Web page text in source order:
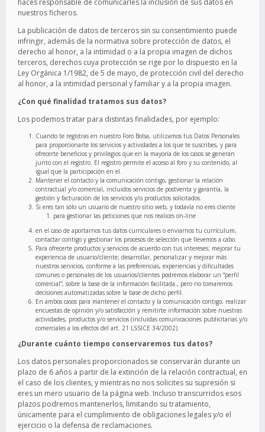
haces responsable de comunicarles la inclusión de sus datos en
nuestros ficheros.
La publicación de datos de terceros sin su consentimiento puede
infringir, además de la normativa sobre protección de datos, el
derecho al honor, a la intimidad o a la propia imagen de dichos
terceros, derechos cuya protección se rige por lo dispuesto en la
Ley Orgánica 1/1982, de 5 de mayo, de protección civil del derecho
al honor, a la intimidad personal y familiar y a la propia imagen.
¿Con qué finalidad tratamos sus datos?
Los podemos tratar para distintas finalidades, por ejemplo:
Cuando te registras en nuestro Foro Bolsa, utilizamos tus Datos Personales
para proporcionarte los servicios y actividades a los que te suscribes, y para
ofrecerte beneficios y privilegios que en la mayoría de los casos se generan
junto con el registro. El registro permite el acceso al foro y su contenido, al
igual que la participación en el.
Mantener el contacto y la comunicación contigo, gestionar la relación
contractual y/o comercial, incluidos servicios de postventa y garantía, la
gestión y facturación de los servicios y/o productos solicitados.
Si eres tan sólo un usuario de nuestro sitio web, y todavía no eres cliente
para gestionar las peticiones que nos realices on-line
en el caso de aportarnos tus datos curriculares o enviarnos tu currículum,
contactar contigo y gestionar los procesos de selección que llevemos a cabo.
Para ofrecerte productos y servicios de acuerdo con tus intereses; mejorar tu
experiencia de usuario/cliente; desarrollar, personalizar y mejorar más
nuestros servicios, conforme a las preferencias, experiencias y dificultades
comunes o personales de los usuarios/clientes podremos elaborar un “perfil
comercial”, sobre la base de la información facilitada., pero no tomaremos
decisiones automatizadas sobre la base de dicho perfil.
En ambos casos para mantener el contacto y la comunicación contigo, realizar
encuestas de opinión y/o satisfacción y remitirte información sobre nuestras
actividades, productos y/o servicios (incluidas comunicaciones publicitarias y/o
comerciales a los efectos del art. 21 LSSICE 34/2002).
¿Durante cuánto tiempo conservaremos tus datos?
Los datos personales proporcionados se conservarán durante un
plazo de 6 años a partir de la extinción de la relación contractual, en
el caso de los clientes, y mientras no nos solicites su supresión si
eres un mero usuario de la página web. Incluso transcurridos esos
plazos podremos mantenerlos, limitando su tratamiento,
únicamente para el cumplimiento de obligaciones legales y/o el
ejercicio o la defensa de reclamaciones.